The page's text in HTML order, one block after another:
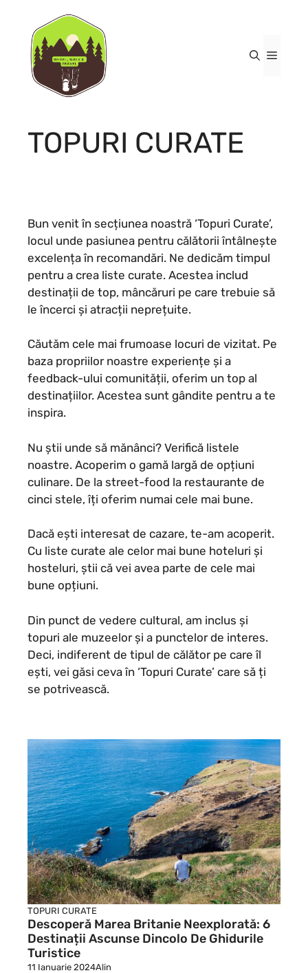
conținut
Meniu
TOPURI CURATE
Bun venit în secțiunea noastră ‘Topuri Curate’,
locul unde pasiunea pentru călătorii întâlnește
excelența în recomandări. Ne dedicăm timpul
pentru a crea liste curate. Acestea includ
destinații de top, mâncăruri pe care trebuie să
le încerci și atracții neprețuite.
Căutăm cele mai frumoase locuri de vizitat. Pe
baza propriilor noastre experiențe și a
feedback-ului comunității, oferim un top al
destinațiilor. Acestea sunt gândite pentru a te
inspira.
Nu știi unde să mănânci? Verifică listele
noastre. Acoperim o gamă largă de opțiuni
culinare. De la street-food la restaurante de
cinci stele, îți oferim numai cele mai bune.
Dacă ești interesat de cazare, te-am acoperit.
Cu liste curate ale celor mai bune hoteluri și
hosteluri, știi că vei avea parte de cele mai
bune opțiuni.
Din punct de vedere cultural, am inclus și
topuri ale muzeelor și a punctelor de interes.
Deci, indiferent de tipul de călător pe care îl
ești, vei găsi ceva în ‘Topuri Curate’ care să ți
se potrivească.
TOPURI CURATE
Descoperă Marea Britanie Neexplorată: 6
Destinații Ascunse Dincolo De Ghidurile
Turistice
11 Ianuarie 2024Alin